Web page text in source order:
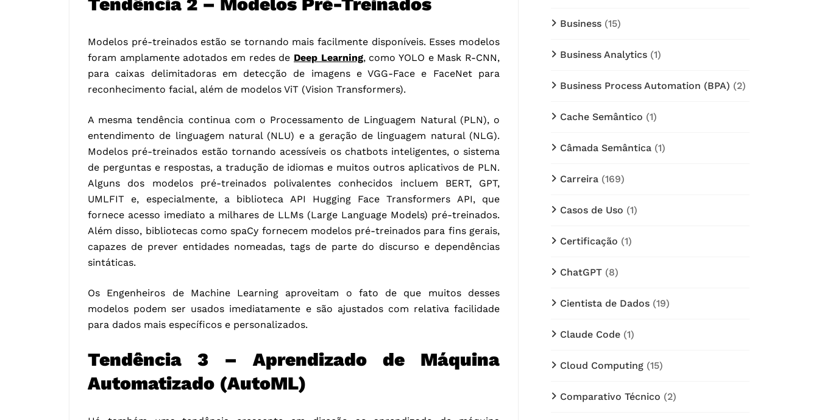
Modelos pré-treinados estão se tornando mais facilmente disponíveis. Esses modelos
foram amplamente adotados em redes de Deep Learning, como YOLO e Mask R-CNN,
para caixas delimitadoras em detecção de imagens e VGG-Face e FaceNet para
reconhecimento facial, além de modelos ViT (Vision Transformers).
A mesma tendência continua com o Processamento de Linguagem Natural (PLN), o
entendimento de linguagem natural (NLU) e a geração de linguagem natural (NLG).
Modelos pré-treinados estão tornando acessíveis os chatbots inteligentes, o sistema
de perguntas e respostas, a tradução de idiomas e muitos outros aplicativos de PLN.
Alguns dos modelos pré-treinados polivalentes conhecidos incluem BERT, GPT,
UMLFIT e, especialmente, a biblioteca API Hugging Face Transformers API, que
fornece acesso imediato a milhares de LLMs (Large Language Models) pré-treinados.
Além disso, bibliotecas como spaCy fornecem modelos pré-treinados para fins gerais,
capazes de prever entidades nomeadas, tags de parte do discurso e dependências
sintáticas.
Os Engenheiros de Machine Learning aproveitam o fato de que muitos desses
modelos podem ser usados ​​imediatamente e são ajustados com relativa facilidade
para dados mais específicos e personalizados.
Tendência 3 – Aprendizado de Máquina
Automatizado (AutoML)
Business (15)
Business Analytics (1)
Business Process Automation (BPA) (2)
Cache Semântico (1)
Câmada Semântica (1)
Carreira (169)
Casos de Uso (1)
Certificação (1)
ChatGPT (8)
Cientista de Dados (19)
Claude Code (1)
Cloud Computing (15)
Comparativo Técnico (2)